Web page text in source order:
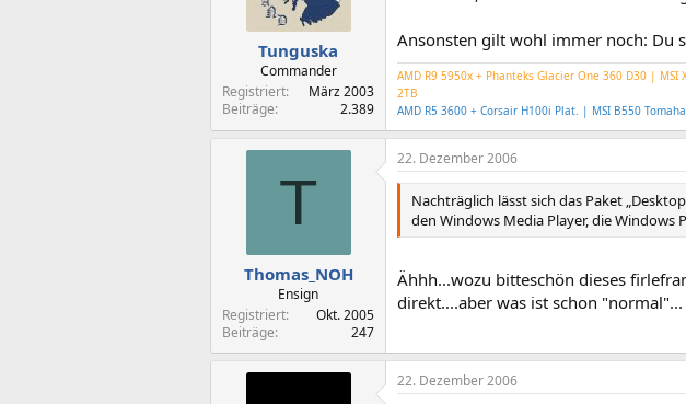
Tunguska
Commander
Registriert
März 2003
Beiträge
2.389
Ansonsten gilt wohl immer noch: Du
AMD R9 5950x + Phanteks Glacier One 360 D30 |
2TB
AMD R5 3600 + Corsair H100i Plat. | MSI B550
T
Thomas_NOH
Ensign
Registriert
Okt. 2005
Beiträge
247
22. Dezember 2006
Nachträglich lässt sich das Paket
den Windows Media Player, die
Ähhh...wozu bitteschön dieses
direkt....aber was ist schon
22. Dezember 2006